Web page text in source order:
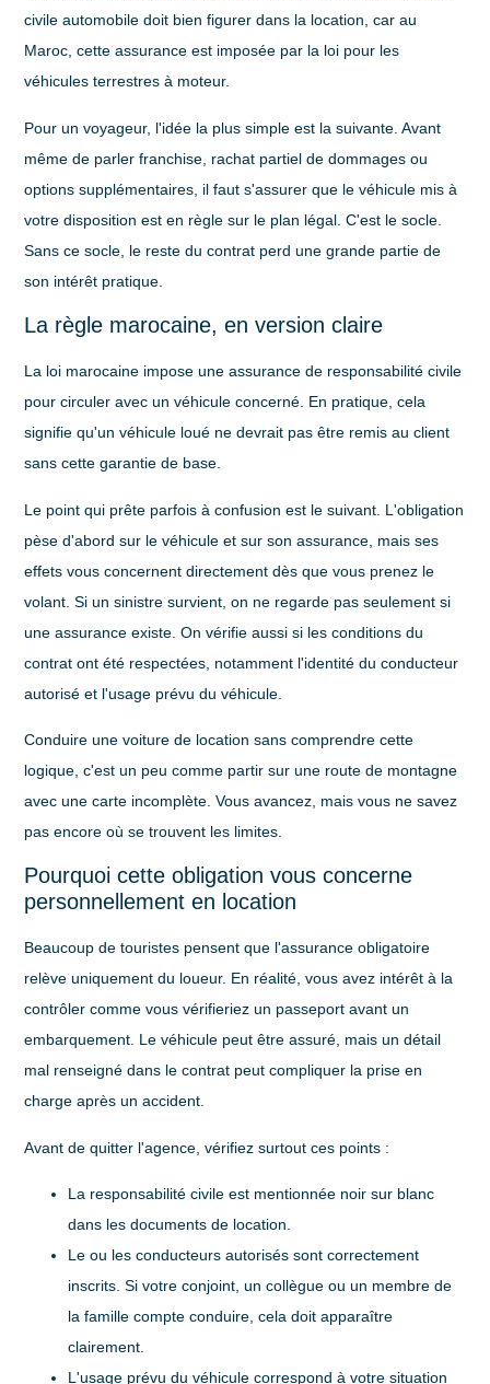
civile automobile doit bien figurer dans la location, car au
Maroc, cette assurance est imposée par la loi pour les
véhicules terrestres à moteur.
Pour un voyageur, l'idée la plus simple est la suivante. Avant
même de parler franchise, rachat partiel de dommages ou
options supplémentaires, il faut s'assurer que le véhicule mis à
votre disposition est en règle sur le plan légal. C'est le socle.
Sans ce socle, le reste du contrat perd une grande partie de
son intérêt pratique.
La règle marocaine, en version claire
La loi marocaine impose une assurance de responsabilité civile
pour circuler avec un véhicule concerné. En pratique, cela
signifie qu'un véhicule loué ne devrait pas être remis au client
sans cette garantie de base.
Le point qui prête parfois à confusion est le suivant. L'obligation
pèse d'abord sur le véhicule et sur son assurance, mais ses
effets vous concernent directement dès que vous prenez le
volant. Si un sinistre survient, on ne regarde pas seulement si
une assurance existe. On vérifie aussi si les conditions du
contrat ont été respectées, notamment l'identité du conducteur
autorisé et l'usage prévu du véhicule.
Conduire une voiture de location sans comprendre cette
logique, c'est un peu comme partir sur une route de montagne
avec une carte incomplète. Vous avancez, mais vous ne savez
pas encore où se trouvent les limites.
Pourquoi cette obligation vous concerne
personnellement en location
Beaucoup de touristes pensent que l'assurance obligatoire
relève uniquement du loueur. En réalité, vous avez intérêt à la
contrôler comme vous vérifieriez un passeport avant un
embarquement. Le véhicule peut être assuré, mais un détail
mal renseigné dans le contrat peut compliquer la prise en
charge après un accident.
Avant de quitter l'agence, vérifiez surtout ces points :
La responsabilité civile est mentionnée noir sur blanc
dans les documents de location.
Le ou les conducteurs autorisés sont correctement
inscrits . Si votre conjoint, un collègue ou un membre de
la famille compte conduire, cela doit apparaître
clairement.
L'usage prévu du véhicule correspond à votre situation